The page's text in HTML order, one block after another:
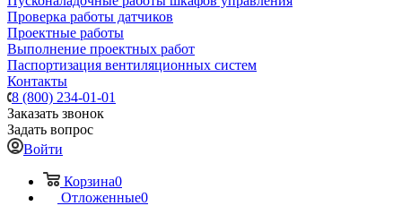
Проверка работы датчиков
Проектные работы
Выполнение проектных работ
Паспортизация вентиляционных систем
Контакты
8 (800) 234-01-01
Заказать звонок
Задать вопрос
Войти
Корзина0
Отложенные0